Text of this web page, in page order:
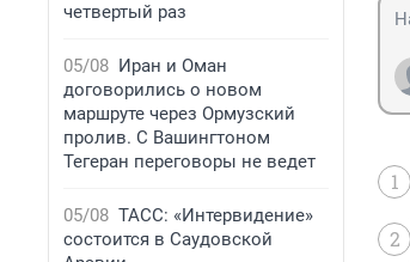
четвертый раз
05/08 Иран и Оман
договорились о новом
маршруте через Ормузский
пролив. С Вашингтоном
Тегеран переговоры не ведет
05/08 ТАСС: «Интервидение»
состоится в Саудовской
1
2